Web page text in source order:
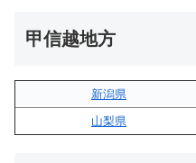
甲信越地方
新潟県
山梨県